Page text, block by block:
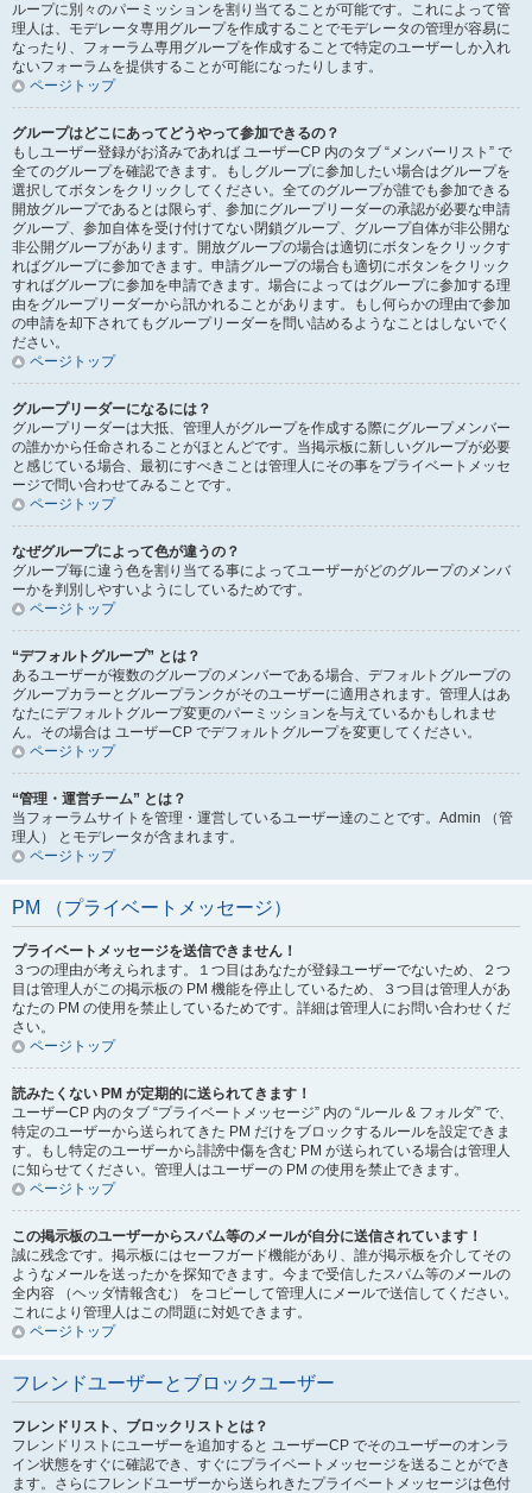
ループに別々のパーミッションを割り当てることが可能です。これによって管
理人は、モデレータ専用グループを作成することでモデレータの管理が容易に
なったり、フォーラム専用グループを作成することで特定のユーザーしか入れ
ないフォーラムを提供することが可能になったりします。
ページトップ
グループはどこにあってどうやって参加できるの？
もしユーザー登録がお済みであれば ユーザーCP 内のタブ “メンバーリスト” で
全てのグループを確認できます。もしグループに参加したい場合はグループを
選択してボタンをクリックしてください。全てのグループが誰でも参加できる
開放グループであるとは限らず、参加にグループリーダーの承認が必要な申請
グループ、参加自体を受け付けてない閉鎖グループ、グループ自体が非公開な
非公開グループがあります。開放グループの場合は適切にボタンをクリックす
ればグループに参加できます。申請グループの場合も適切にボタンをクリック
すればグループに参加を申請できます。場合によってはグループに参加する理
由をグループリーダーから訊かれることがあります。もし何らかの理由で参加
の申請を却下されてもグループリーダーを問い詰めるようなことはしないでく
ださい。
ページトップ
グループリーダーになるには？
グループリーダーは大抵、管理人がグループを作成する際にグループメンバー
の誰かから任命されることがほとんどです。当掲示板に新しいグループが必要
と感じている場合、最初にすべきことは管理人にその事をプライベートメッセ
ージで問い合わせてみることです。
ページトップ
なぜグループによって色が違うの？
グループ毎に違う色を割り当てる事によってユーザーがどのグループのメンバ
ーかを判別しやすいようにしているためです。
ページトップ
“デフォルトグループ” とは？
あるユーザーが複数のグループのメンバーである場合、デフォルトグループの
グループカラーとグループランクがそのユーザーに適用されます。管理人はあ
なたにデフォルトグループ変更のパーミッションを与えているかもしれませ
ん。その場合は ユーザーCP でデフォルトグループを変更してください。
ページトップ
“管理・運営チーム” とは？
当フォーラムサイトを管理・運営しているユーザー達のことです。Admin （管
理人） とモデレータが含まれます。
ページトップ
PM （プライベートメッセージ）
プライベートメッセージを送信できません！
３つの理由が考えられます。１つ目はあなたが登録ユーザーでないため、２つ
目は管理人がこの掲示板の PM 機能を停止しているため、３つ目は管理人があ
なたの PM の使用を禁止しているためです。詳細は管理人にお問い合わせくだ
さい。
ページトップ
読みたくない PM が定期的に送られてきます！
ユーザーCP 内のタブ “プライベートメッセージ” 内の “ルール & フォルダ” で、
特定のユーザーから送られてきた PM だけをブロックするルールを設定できま
す。もし特定のユーザーから誹謗中傷を含む PM が送られている場合は管理人
に知らせてください。管理人はユーザーの PM の使用を禁止できます。
ページトップ
この掲示板のユーザーからスパム等のメールが自分に送信されています！
誠に残念です。掲示板にはセーフガード機能があり、誰が掲示板を介してその
ようなメールを送ったかを探知できます。今まで受信したスパム等のメールの
全内容 （ヘッダ情報含む） をコピーして管理人にメールで送信してください。
これにより管理人はこの問題に対処できます。
ページトップ
フレンドユーザーとブロックユーザー
フレンドリスト、ブロックリストとは？
フレンドリストにユーザーを追加すると ユーザーCP でそのユーザーのオンラ
イン状態をすぐに確認でき、すぐにプライベートメッセージを送ることができ
ます。さらにフレンドユーザーから送られきたプライベートメッセージは色付